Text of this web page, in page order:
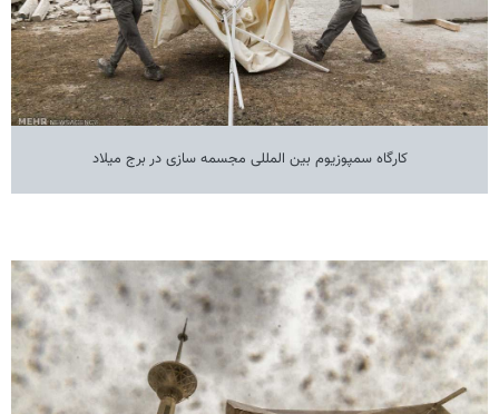
کارگاه سمپوزیوم بین المللی مجسمه سازی در برج میلاد